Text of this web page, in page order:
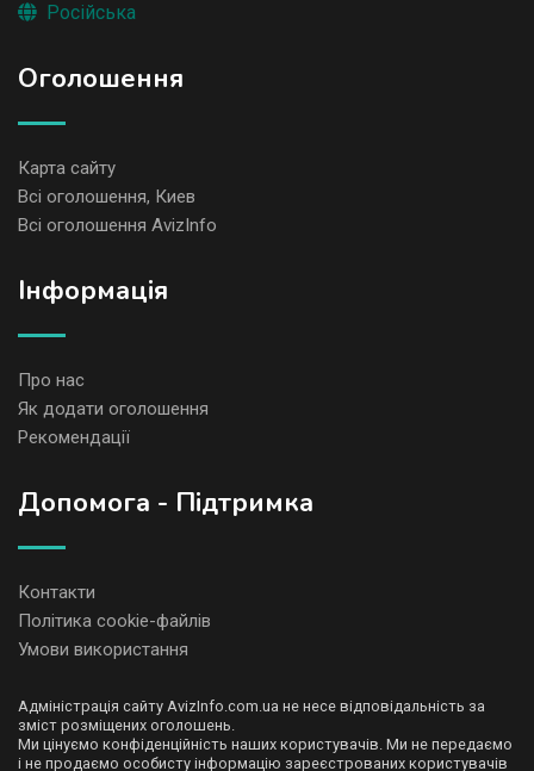
Російська
Оголошення
Карта сайту
Всі оголошення, Киев
Всі оголошення AvizInfo
Iнформація
Про нас
Як додати оголошення
Рекомендації
Допомога - Підтримка
Контакти
Політика cookie-файлів
Умови використання
Адміністрація сайту AvizInfo.com.ua не несе відповідальність за
зміст розміщених оголошень.
Ми цінуємо конфіденційність наших користувачів. Ми не передаємо
і не продаємо особисту інформацію зареєстрованих користувачів